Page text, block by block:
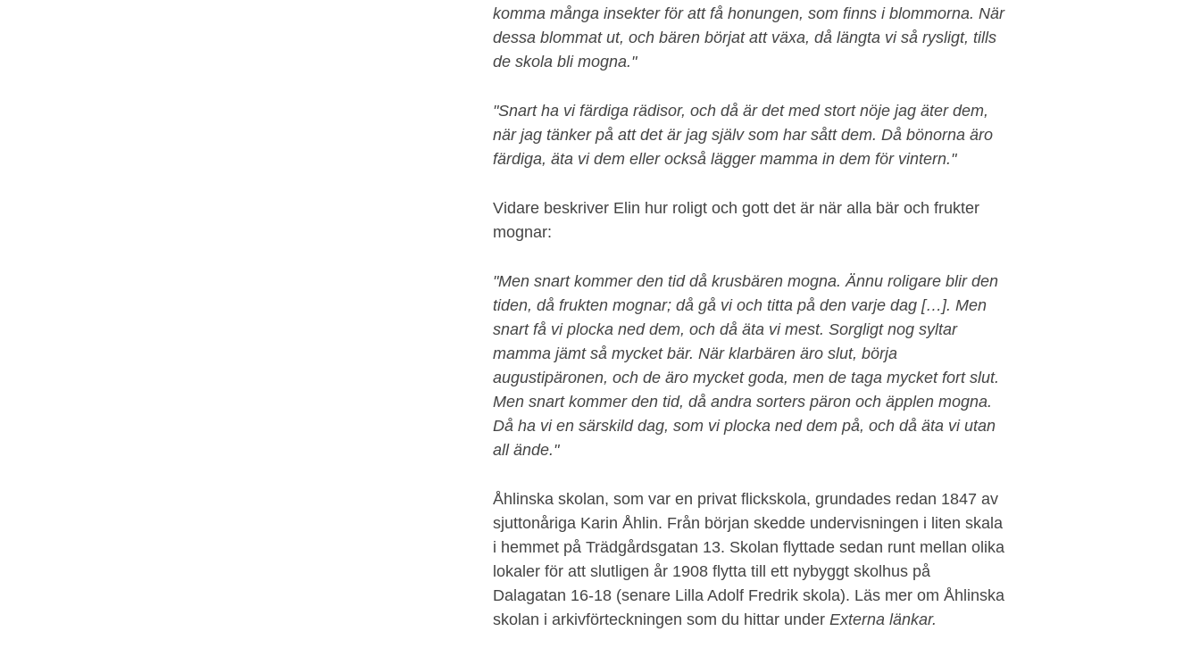
komma många insekter för att få honungen, som finns i blommorna. När
dessa blommat ut, och bären börjat att växa, då längta vi så rysligt, tills
de skola bli mogna."
"Snart ha vi färdiga rädisor, och då är det med stort nöje jag äter dem,
när jag tänker på att det är jag själv som har sått dem. Då bönorna äro
färdiga, äta vi dem eller också lägger mamma in dem för vintern."
Vidare beskriver Elin hur roligt och gott det är när alla bär och frukter
mognar:
"Men snart kommer den tid då krusbären mogna. Ännu roligare blir den
tiden, då frukten mognar; då gå vi och titta på den varje dag […]. Men
snart få vi plocka ned dem, och då äta vi mest. Sorgligt nog syltar
mamma jämt så mycket bär. När klarbären äro slut, börja
augustipäronen, och de äro mycket goda, men de taga mycket fort slut.
Men snart kommer den tid, då andra sorters päron och äpplen mogna.
Då ha vi en särskild dag, som vi plocka ned dem på, och då äta vi utan
all ände."
Åhlinska skolan, som var en privat flickskola, grundades redan 1847 av
sjuttonåriga Karin Åhlin. Från början skedde undervisningen i liten skala
i hemmet på Trädgårdsgatan 13. Skolan flyttade sedan runt mellan olika
lokaler för att slutligen år 1908 flytta till ett nybyggt skolhus på
Dalagatan 16-18 (senare Lilla Adolf Fredrik skola). Läs mer om Åhlinska
skolan i arkivförteckningen som du hittar under Externa länkar.